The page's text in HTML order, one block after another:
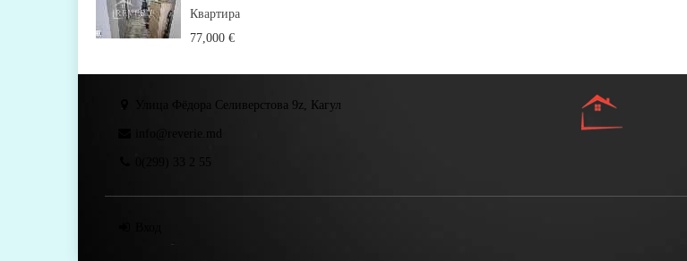
Квартира
77,000 €
Улица Фёдора Селиверстова 9z, Кагул
info@reverie.md